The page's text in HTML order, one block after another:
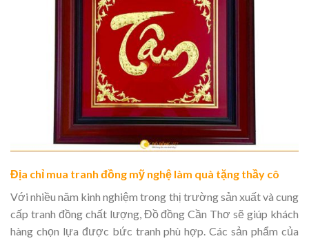
Địa chỉ mua tranh đồng mỹ nghệ làm quà tặng thầy cô
Với nhiều năm kinh nghiệm trong thị trường sản xuất và cung
cấp tranh đồng chất lượng, Đồ đồng Cần Thơ sẽ giúp khách
hàng chọn lựa được bức tranh phù hợp. Các sản phẩm của